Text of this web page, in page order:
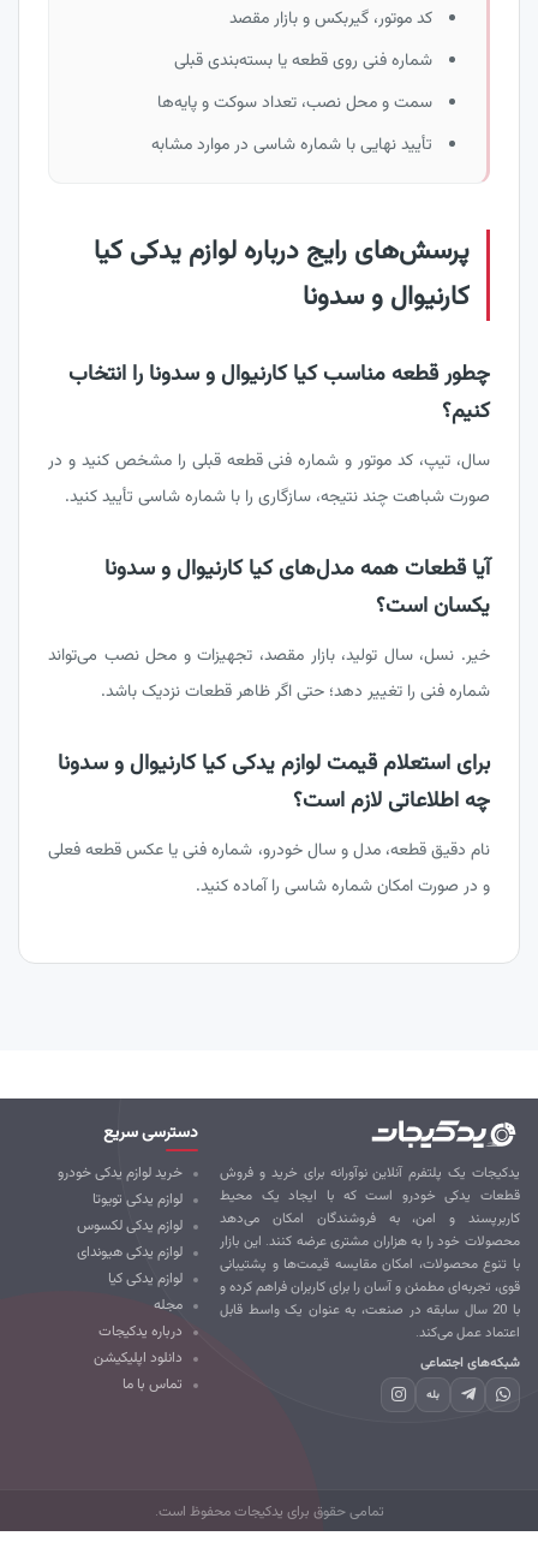
کد موتور، گیربکس و بازار مقصد
شماره فنی روی قطعه یا بسته‌بندی قبلی
سمت و محل نصب، تعداد سوکت و پایه‌ها
تأیید نهایی با شماره شاسی در موارد مشابه
پرسش‌های رایج درباره لوازم یدکی کیا
کارنیوال و سدونا
چطور قطعه مناسب کیا کارنیوال و سدونا را انتخاب
کنیم؟
سال، تیپ، کد موتور و شماره فنی قطعه قبلی را مشخص کنید و در
صورت شباهت چند نتیجه، سازگاری را با شماره شاسی تأیید کنید.
آیا قطعات همه مدل‌های کیا کارنیوال و سدونا
یکسان است؟
خیر. نسل، سال تولید، بازار مقصد، تجهیزات و محل نصب می‌تواند
شماره فنی را تغییر دهد؛ حتی اگر ظاهر قطعات نزدیک باشد.
برای استعلام قیمت لوازم یدکی کیا کارنیوال و سدونا
چه اطلاعاتی لازم است؟
نام دقیق قطعه، مدل و سال خودرو، شماره فنی یا عکس قطعه فعلی
و در صورت امکان شماره شاسی را آماده کنید.
یک پلتفرم آنلاین نوآورانه برای خرید و فروش
یدکی خودرو است که با ایجاد یک محیط
و امن، به فروشندگان امکان می‌دهد
خود را به هزاران مشتری عرضه کنند. این بازار
تنوع محصولات، امکان مقایسه قیمت‌ها و پشتیبانی
تجربه‌ای مطمئن و آسان را برای کاربران فراهم کرده و
با 20 سال سابقه در صنعت، به عنوان یک واسط قابل
عمل می‌کند.
اجتماعی
بله
دسترسی سریع
خرید لوازم یدکی خودرو
لوازم یدکی تویوتا
لوازم یدکی لکسوس
لوازم یدکی هیوندای
لوازم یدکی کیا
مجله
درباره یدکیجات
دانلود اپلیکیشن
تماس با ما
تمامی حقوق برای یدکیجات محفوظ است.